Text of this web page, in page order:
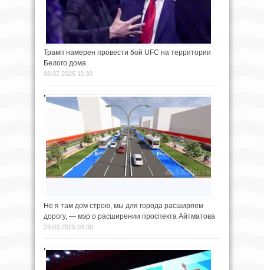
Трамп намерен провести бой UFC на территории
Белого дома
08.07.2025 11:30
Не я там дом строю, мы для города расширяем
дорогу, — мэр о расширении проспекта Айтматова
29.03.2025 03:00